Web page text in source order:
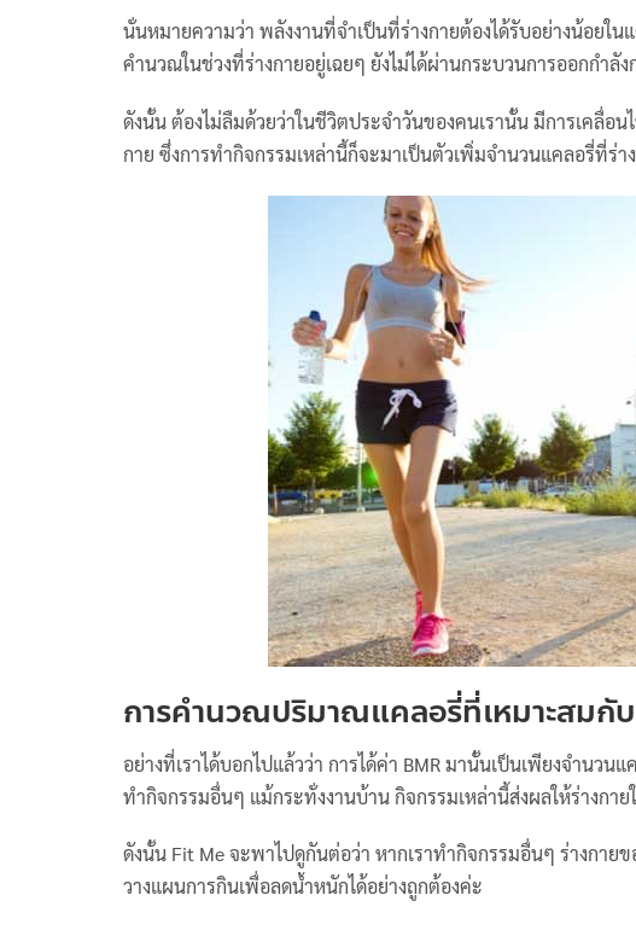
นั่นหมายความว่า พลังงานที่จำเป็นที่ร่างกายต้องได้รับอย่างน้อยใ
คำนวณในช่วงที่ร่างกายอยู่เฉยๆ ยังไม่ได้ผ่านกระบวนการออกกำลั
ดังนั้น ต้องไม่ลืมด้วยว่าในชีวิตประจำวันของคนเรานั้น มีการเคลื่อ
กาย ซึ่งการทำกิจกรรมเหล่านี้ก็จะมาเป็นตัวเพิ่มจำนวนแคลอรี่ที่ร่
การคำนวณปริมาณแคลอรี่ที่เหมาะสมกับ
อย่างที่เราได้บอกไปแล้วว่า การได้ค่า BMR มานั้นเป็นเพียงจำนวน
ทำกิจกรรมอื่นๆ แม้กระทั่งงานบ้าน กิจกรรมเหล่านี้ส่งผลให้ร่างกา
ดังนั้น Fit Me จะพาไปดูกันต่อว่า หากเราทำกิจกรรมอื่นๆ ร่างกาย
วางแผนการกินเพื่อลดน้ำหนักได้อย่างถูกต้องค่ะ